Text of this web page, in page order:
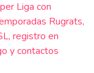
Liga con
Rugrats,
registro en
y contactos